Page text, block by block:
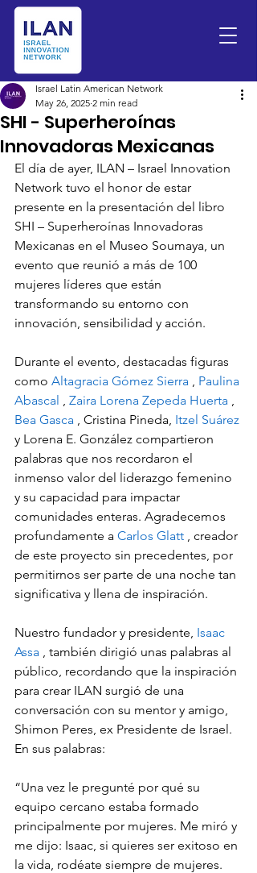
SHI - Superheroínas
Innovadoras Mexicanas
Israel Latin American Network
May 26, 2025 2 min read
El día de ayer, ILAN – Israel Innovation
Network tuvo el honor de estar
presente en la presentación del libro
SHI – Superheroínas Innovadoras
Mexicanas en el Museo Soumaya, un
evento que reunió a más de 100
mujeres líderes que están
transformando su entorno con
innovación, sensibilidad y acción.
Durante el evento, destacadas figuras
como Altagracia Gómez Sierra , Paulina
Abascal , Zaira Lorena Zepeda Huerta ,
Bea Gasca , Cristina Pineda, Itzel Suárez
y Lorena E. González compartieron
palabras que nos recordaron el
inmenso valor del liderazgo femenino
y su capacidad para impactar
comunidades enteras. Agradecemos
profundamente a Carlos Glatt , creador
de este proyecto sin precedentes, por
permitirnos ser parte de una noche tan
significativa y llena de inspiración.
Nuestro fundador y presidente, Isaac
Assa , también dirigió unas palabras al
público, recordando que la inspiración
para crear ILAN surgió de una
conversación con su mentor y amigo,
Shimon Peres, ex Presidente de Israel.
En sus palabras:
“Una vez le pregunté por qué su
equipo cercano estaba formado
principalmente por mujeres. Me miró y
me dijo: Isaac, si quieres ser exitoso en
la vida, rodéate siempre de mujeres.